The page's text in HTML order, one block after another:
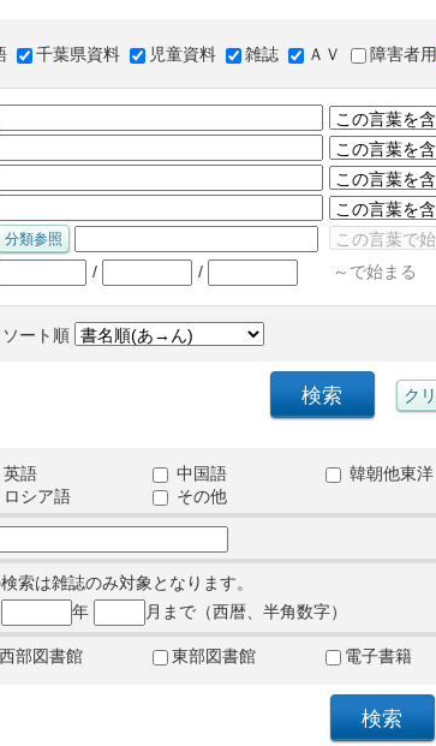
千葉県資料 児童資料 雑誌 ＡＶ 障害者用
/ / ～で始まる
ソート順
英語 中国語 韓朝他東洋
ロシア語 その他
索は雑誌のみ対象となります。
年 月まで（西暦、半角数字）
西部図書館 東部図書館 電子書籍